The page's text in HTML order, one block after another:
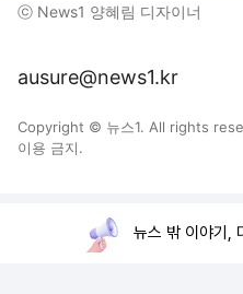
ⓒ News1 양혜림 디자이너
ausure@news1.kr
Copyright © 뉴스1. All rights
이용 금지.
뉴스 밖 이야기,